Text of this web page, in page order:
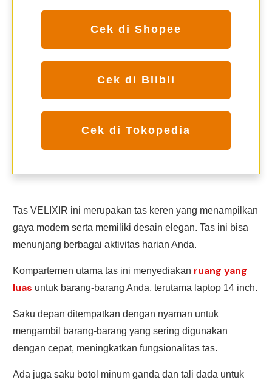
Cek di Shopee
Cek di Blibli
Cek di Tokopedia
Tas VELIXIR ini merupakan tas keren yang menampilkan
gaya modern serta memiliki desain elegan. Tas ini bisa
menunjang berbagai aktivitas harian Anda.
Kompartemen utama tas ini menyediakan ruang yang
luas untuk barang-barang Anda, terutama laptop 14 inch.
Saku depan ditempatkan dengan nyaman untuk
mengambil barang-barang yang sering digunakan
dengan cepat, meningkatkan fungsionalitas tas.
Ada juga saku botol minum ganda dan tali dada untuk